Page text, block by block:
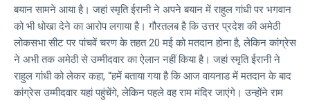
बयान सामने आया है। जहां स्मृति ईरानी ने अपने बयान में राहुल गांधी पर भगवान
को भी धोखा देने का आरोप लगाया है। गौरतलब है कि उत्तर प्रदेश की अमेठी
लोकसभा सीट पर पांचवें चरण के तहत 20 मई को मतदान होना है, लेकिन कांग्रेस
ने अभी तक अमेठी से उम्मीदवार का ऐलान नहीं किया है। जहां स्मृति ईरानी ने
राहुल गांधी को लेकर कहा, “हमें बताया गया है कि आज वायनाड में मतदान के बाद
कांग्रेस उम्मीदवार यहां पहुंचेंगे, लेकिन पहले वह राम मंदिर जाएंगे। उन्होंने राम